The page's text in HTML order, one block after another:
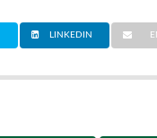
LINKEDIN